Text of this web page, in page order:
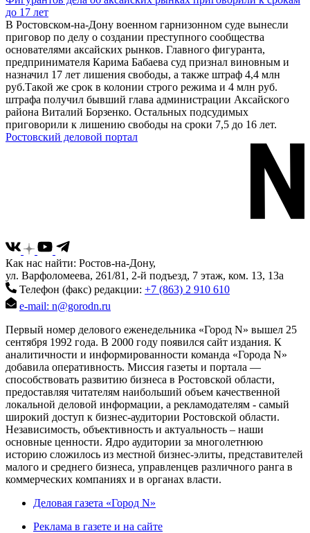
до 17 лет
В Ростовском-на-Дону военном гарнизонном суде вынесли
приговор по делу о создании преступного сообщества
основателями аксайских рынков. Главного фигуранта,
предпринимателя Карима Бабаева суд признал виновным и
назначил 17 лет лишения свободы, а также штраф 4,4 млн
руб.Такой же срок в колонии строго режима и 4 млн руб.
штрафа получил бывший глава администрации Аксайского
района Виталий Борзенко. Остальных подсудимых
приговорили к лишению свободы на сроки 7,5 до 16 лет.
Ростовский деловой портал
Как нас найти: Ростов-на-Дону,
ул. Варфоломеева, 261/81, 2-й подъезд, 7 этаж, ком. 13, 13а
Телефон (факс) редакции: +7 (863) 2 910 610
e-mail: n@gorodn.ru
Первый номер делового еженедельника «Город N» вышел 25
сентября 1992 года. В 2000 году появился сайт издания. К
аналитичности и информированности команда «Города N»
добавила оперативность. Миссия газеты и портала —
способствовать развитию бизнеса в Ростовской области,
предоставляя читателям наибольший объем качественной
локальной деловой информации, а рекламодателям - самый
широкий доступ к бизнес-аудитории Ростовской области.
Независимость, объективность и актуальность – наши
основные ценности. Ядро аудитории за многолетнюю
историю сложилось из местной бизнес-элиты, представителей
малого и среднего бизнеса, управленцев различного ранга в
коммерческих компаниях и в органах власти.
Деловая газета «Город N»
Реклама в газете и на сайте